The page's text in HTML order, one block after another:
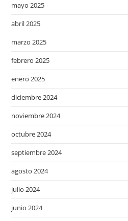
mayo 2025
abril 2025
marzo 2025
febrero 2025
enero 2025
diciembre 2024
noviembre 2024
octubre 2024
septiembre 2024
agosto 2024
julio 2024
junio 2024